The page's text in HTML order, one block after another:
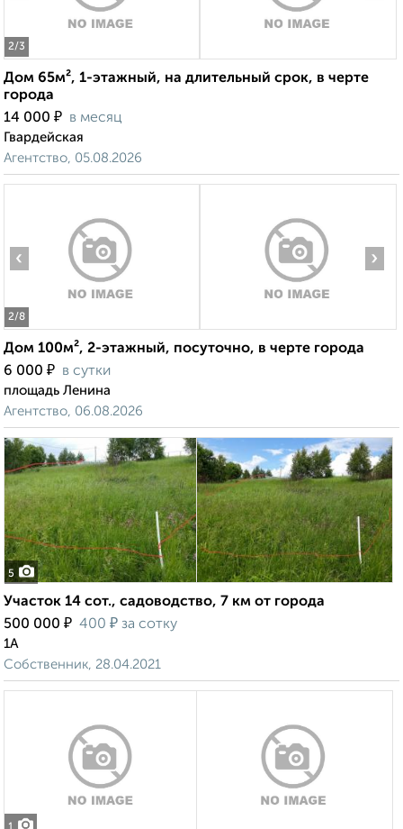
2/3
Дом 65м², 1-этажный, на длительный срок, в черте
города
14 000 ₽ в месяц
Гвардейская
Агентство, 05.08.2026
2/8
‹ ›
Дом 100м², 2-этажный, посуточно, в черте города
6 000 ₽ в сутки
площадь Ленина
Агентство, 06.08.2026
5
Участок 14 сот., садоводство, 7 км от города
500 000 ₽ 400 ₽ за сотку
1А
Собственник, 28.04.2021